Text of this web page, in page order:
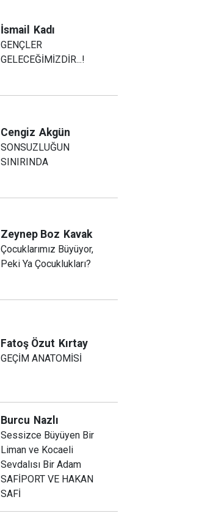
İsmail Kadı
GENÇLER
GELECEĞİMİZDİR...!
Cengiz Akgün
SONSUZLUĞUN
SINIRINDA
Zeynep Boz Kavak
Çocuklarımız Büyüyor,
Peki Ya Çocuklukları?
Fatoş Özut Kırtay
GEÇİM ANATOMİSİ
Burcu Nazlı
Sessizce Büyüyen Bir
Liman ve Kocaeli
Sevdalısı Bir Adam
SAFİPORT VE HAKAN
SAFİ